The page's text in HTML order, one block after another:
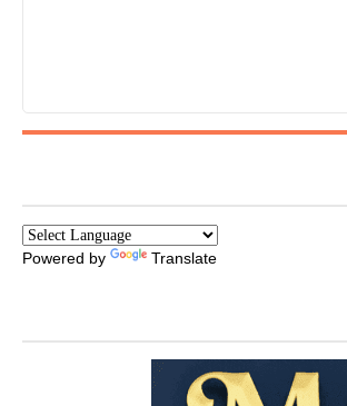
Powered by Translate